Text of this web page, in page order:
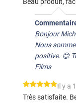
Bonjour
Nous
positive. 😊
Films
*****
Il y a
Très satisfaite.